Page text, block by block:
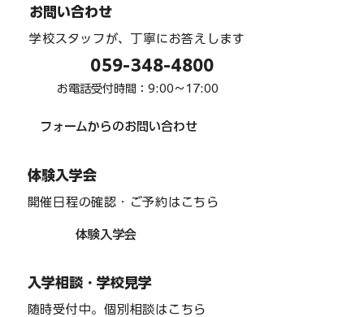
インターアクト部 「team one」 駅周辺
清掃 ６月
お問い合わせ
学校スタッフが、丁寧にお答えします
フォームからのお問い合わせ
059-348-4800
お電話受付時間：9:00〜17:00
体験入学会
開催日程の確認・ご予約はこちら
体験入学会
入学相談・学校見学
随時受付中。個別相談はこちら